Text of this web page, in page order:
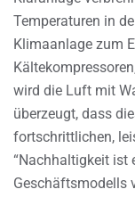
Temperaturen in
Klimaanlage zum
wird die Luft mit
überzeugt, dass
fortschrittlichen,
“Nachhaltigkeit ist
Geschäftsmodells